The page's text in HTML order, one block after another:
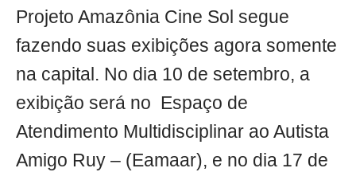
Projeto Amazônia Cine Sol segue
fazendo suas exibições agora somente
na capital. No dia 10 de setembro, a
exibição será no Espaço de
Atendimento Multidisciplinar ao Autista
Amigo Ruy – (Eamaar), e no dia 17 de